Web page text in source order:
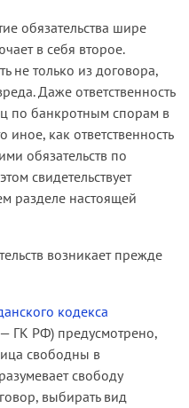
обязательства шире
в себя второе.
не только из договора,
Даже ответственность
по банкротным спорам в
иное, как ответственность
обязательств по
свидетельствует
разделе настоящей
возникает прежде
кодекса
ГК РФ) предусмотрено,
свободны в
свободу
выбирать вид